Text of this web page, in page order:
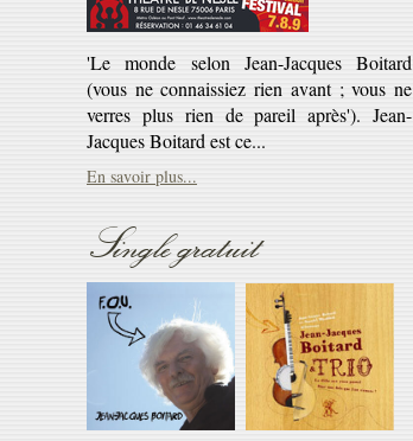
'Le monde selon Jean-Jacques Boitard
(vous ne connaissiez rien avant ; vous ne
verres plus rien de pareil après'). Jean-
Jacques Boitard est ce...
En savoir plus...
Réédition
Rééditions CD des cassettes les Cahiers du
Garlaban - 10€ + 45 tours offert
Single gratuit